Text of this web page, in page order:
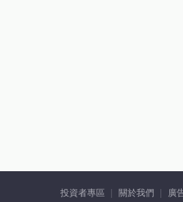
投資者專區 關於我們 廣